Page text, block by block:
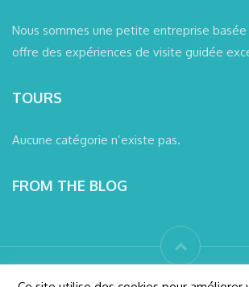
Nous sommes une petite entreprise basée
offre des expériences de visite guidée
TOURS
Aucune catégorie n’existe pas.
FROM THE BLOG
© wanderlust Granada tours 2016 Tous